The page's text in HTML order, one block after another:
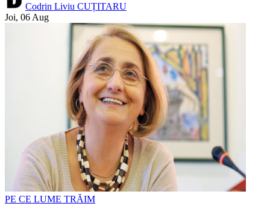
Codrin Liviu CUȚITARU
Joi, 06 Aug
PE CE LUME TRĂIM